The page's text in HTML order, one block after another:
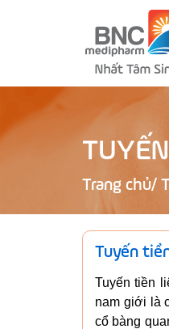
Trang chủ/
Tuyến
Tuyến tiền
nam giới là
cổ bàng